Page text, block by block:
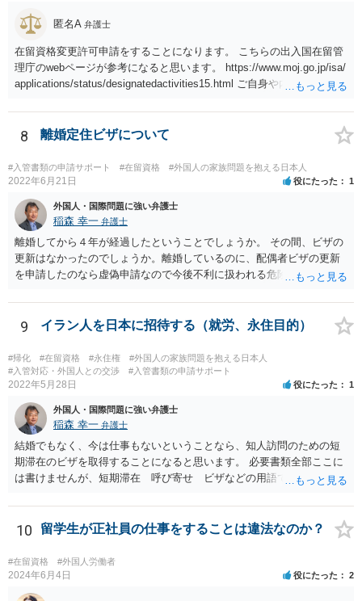
匿名A 弁護士
在留資格変更許可申請をすることになります。 こちらの出入国在留管
理庁のwebページが参考になると思います。 https://www.moj.go.jp/isa/
applications/status/designatedactivities15.html ご自身や内定先企業で
いる弁護士や行政書士に相談されるのが良いです。
8 離婚定住ビザについて
#入管書類の申請サポート #在留資格 #外国人の家族問題を抱える日本人
2022年6月21日 役にたった 1
外国人・国際問題に強い弁護士
稲森 幸一 弁護士
離婚してから４年が経過したということでしょうか。 その間、ビザの
更新はなかったのでしょうか。離婚しているのに、配偶者ビザの更新
を申請したのなら虚偽申請なので今後不利に扱われる危険がありま
しょうか。ただその場合も通用しないかもしれませんが、すぐに届け
る必要があることを知らなかったとしか言いようがないのかもしれま
せん。それが事実なら仕方ないです。その上で、今までに日本で真面
目に働いていたこと、今後の生活に十分困らないお金があることなど
を示していくことになると思います。 頑張ってください。
9 イラン人を日本に招待する（就労、永住目的）
#帰化 #在留資格 #永住権
#外国人の家族問題を抱える日本人
#入管対応・外国人との交渉
#入管書類の申請サポート
2022年5月28日 役にたった 1
外国人・国際問題に強い弁護士
稲森 幸一 弁護士
結婚でもなく、今は仕事もないということなら、知人訪問のための短
期滞在のビザを取得することになると思います。 必要書類全部ここに
は書けませんが、短期滞在 呼び寄せ ビザなどの用語で検索すると
す。 それらを揃えて、イランにある日本大使館ににビザを申請するこ
とになります。 期間は通常９０日、３０日、あるいは１５日ですが、
今はコロナもあり刻々と状況が変わっているので、事前に外務省や大
使館に問い合わせたほうがいいかもしれません。ネットでの情報収集
もしたほうがいいと思います
10 留学生が正社員の仕事をすることは違法なのか？
#在留資格 #外国人労働者
2024年6月4日 役にたった 2